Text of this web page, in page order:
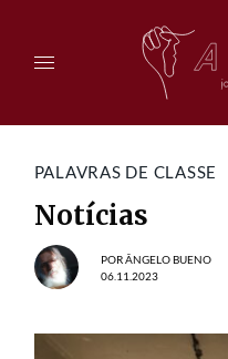
PALAVRAS DE CLASSE
Notícias
PORÂNGELO BUENO
06.11.2023